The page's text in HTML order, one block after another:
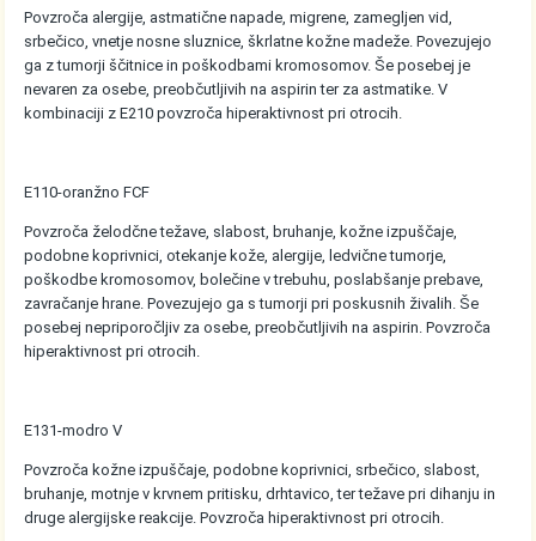
Povzroča alergije, astmatične napade, migrene, zamegljen vid,
srbečico, vnetje nosne sluznice, škrlatne kožne madeže. Povezujejo
ga z tumorji ščitnice in poškodbami kromosomov. Še posebej je
nevaren za osebe, preobčutljivih na aspirin ter za astmatike. V
kombinaciji z E210 povzroča hiperaktivnost pri otrocih.
E110-oranžno FCF
Povzroča želodčne težave, slabost, bruhanje, kožne izpuščaje,
podobne koprivnici, otekanje kože, alergije, ledvične tumorje,
poškodbe kromosomov, bolečine v trebuhu, poslabšanje prebave,
zavračanje hrane. Povezujejo ga s tumorji pri poskusnih živalih. Še
posebej nepriporočljiv za osebe, preobčutljivih na aspirin. Povzroča
hiperaktivnost pri otrocih.
E131-modro V
Povzroča kožne izpuščaje, podobne koprivnici, srbečico, slabost,
bruhanje, motnje v krvnem pritisku, drhtavico, ter težave pri dihanju in
druge alergijske reakcije. Povzroča hiperaktivnost pri otrocih.